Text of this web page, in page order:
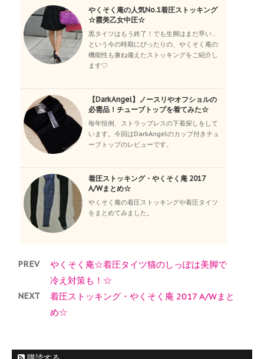
やくそく庵の人気No.1着圧ストッキング
☆霞美乙女中圧☆
黒タイツはもう終了！でも生脚はまだ早い…
という今の時期にぴったりの、やくそく庵の
機能性も兼ね備えたストッキングをご紹介し
ます♡
【DarkAngel】ノースリやオフショルの
必需品！チューブトップを着てみた☆
毎年恒例、ストラップレスの下着探しをして
います。今回はDarkAngelのカップ付きチュ
ーブトップのレビューです。
着圧ストッキング・やくそく庵 2017
A/Wまとめ☆
やくそく庵の着圧ストッキングや着圧タイツ
をまとめてみました。
PREV
やくそく庵☆着圧タイツ猫のしっぽは美脚で
冷え対策も！☆
NEXT
着圧ストッキング・やくそく庵 2017 A/Wまと
め☆